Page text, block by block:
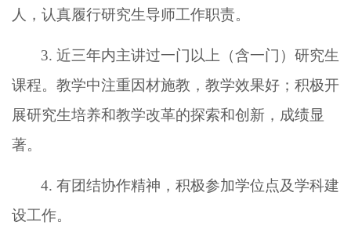
人，认真履行研究生导师工作职责。
3. 近三年内主讲过一门以上（含一门）研究生
课程。教学中注重因材施教，教学效果好；积极开
展研究生培养和教学改革的探索和创新，成绩显
著。
4. 有团结协作精神，积极参加学位点及学科建
设工作。